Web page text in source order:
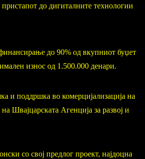
до дигиталните технологии
до 90% од вкупниот буџет
износ од 1.500.000 денари.
и поддршка во комерцијализација на
Швајцарската Агенција за развој и
со свој предлог проект, најдоцна